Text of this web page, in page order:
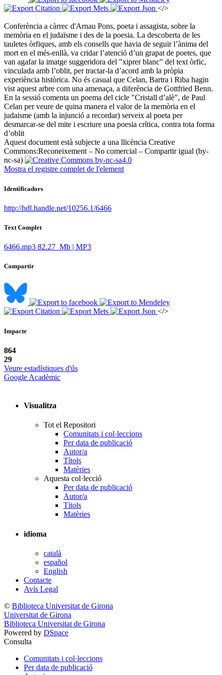
</>
Conferència a càrrec d'Arnau Pons, poeta i assagista, sobre la
memòria en el judaïsme i des de la poesia. La descoberta de les
tauletes òrfiques, amb els consells que havia de seguir l’ànima del
mort en el més-enllà, va cridar l’atenció d’un grapat de poetes, que
van agafar la imatge suggeridora del "xiprer blanc" del text òrfic,
vinculada amb l’oblit, per tractar-la d’acord amb la pròpia
experiència històrica. No és casual que Celan, Bartra i Riba hagin
vist aquest arbre com una amenaça, a diferència de Gottfried Benn.
En la sessió comenta un poema del cicle "Cristall d’alè", de Paul
Celan per veure de quina manera el valor de la memòria en el
judaisme (amb la injunció a recordar) serveix al poeta per
desmarcar-se del mite i escriure una poesia crítica, contra tota forma
d’oblit ​
Aquest document està subjecte a una llicència Creative
Commons:Reconeixement – No comercial – Compartir igual (by-
nc-sa)
Mostra el registre complet de l'element
Identificadors
http://hdl.handle.net/10256.1/6466
Text Complet
6466.mp3 82.27 Mb | MP3
Compartir
</>
Impacte
864
29
Veure estadístiques d'ús
Google Acadèmic
Visualitza
Tot el Repositori
Comunitats i col·leccions
Per data de publicació
Autor/a
Títols
Matèries
Aquesta col·lecció
Per data de publicació
Autor/a
Títols
Matèries
idioma
català
español
English
Contacte
Avís Legal
© Biblioteca Universitat de Girona
Universitat de Girona
Biblioteca Universitat de Girona
Powered by DSpace
Consulta
Comunitats i col·leccions
Per data de publicació